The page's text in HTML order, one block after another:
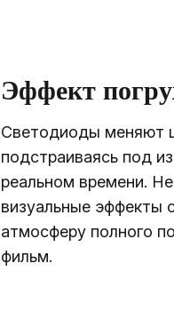
Эффект
Светодиоды меняют
подстраиваясь под
реальном времени.
визуальные эффекты
атмосферу полного
фильм.